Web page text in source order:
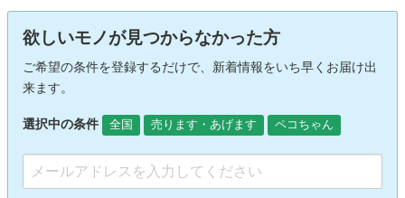
欲しいモノが見つからなかった方
ご希望の条件を登録するだけで、新着情報をいち早くお届け出
来ます。
選択中の条件 全国 売ります・あげます ペコちゃん